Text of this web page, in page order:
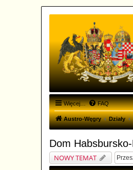
Więcej… FAQ
Austro-Węgry Działy
Dom
NOWY TEMAT